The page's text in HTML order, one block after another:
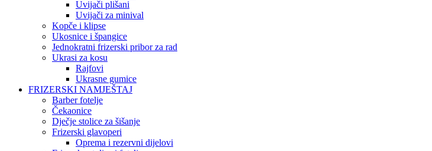
Uvijači plišani
Uvijači za minival
Kopče i klipse
Ukosnice i špangice
Jednokratni frizerski pribor za rad
Ukrasi za kosu
Rajfovi
Ukrasne gumice
FRIZERSKI NAMJEŠTAJ
Barber fotelje
Čekaonice
Dječje stolice za šišanje
Frizerski glavoperi
Oprema i rezervni dijelovi